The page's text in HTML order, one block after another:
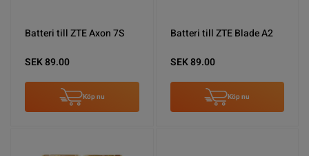
Batteri till ZTE Axon 7S
SEK 89.00
Köp nu
Batteri till ZTE Blade A2
SEK 89.00
Köp nu